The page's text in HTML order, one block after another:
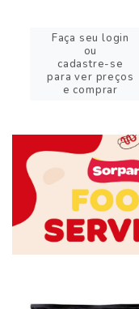
Faça seu login
ou
cadastre-se
para ver preços
e comprar